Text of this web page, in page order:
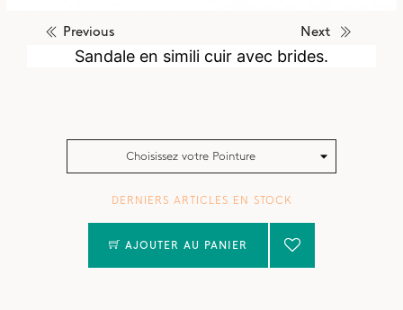
Sandale en simili cuir avec brides.
Choisissez votre Pointure
DERNIERS ARTICLES EN STOCK
AJOUTER AU PANIER
Previous Next